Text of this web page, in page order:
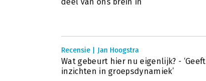
Recensie | Jan Hoogstra
Wat gebeurt hier nu eigenlijk? - ‘Geeft
inzichten in groepsdynamiek’